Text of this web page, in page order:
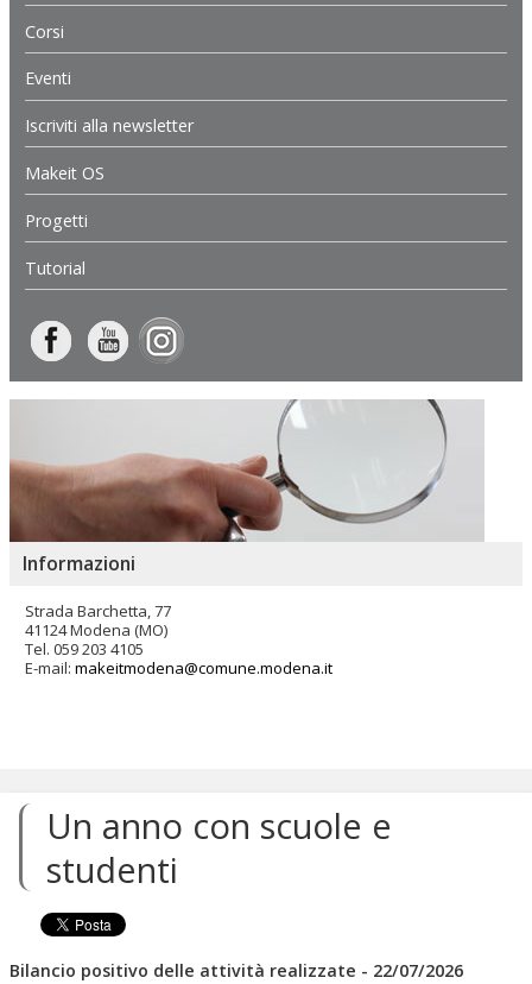
Corsi
Eventi
Iscriviti alla newsletter
Makeit OS
Progetti
Tutorial
Informazioni
Strada Barchetta, 77
41124 Modena (MO)
Tel. 059 203 4105
E-mail: makeitmodena@comune.modena.it
contenuti.
navigazione
Un anno con scuole e
studenti
Bilancio positivo delle attività realizzate - 22/07/2026